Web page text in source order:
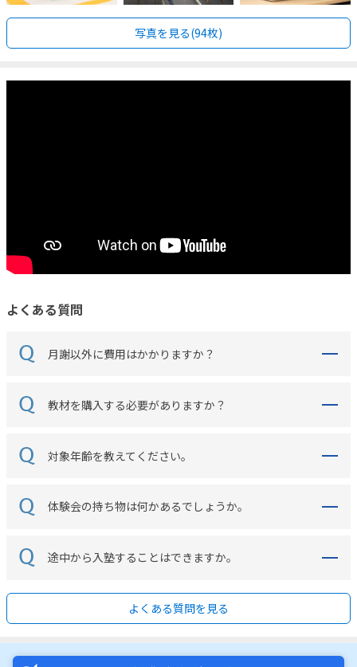
写真を見る(94枚)
よくある質問
月謝以外に費用はかかりますか？
教材を購入する必要がありますか？
対象年齢を教えてください。
体験会の持ち物は何かあるでしょうか。
途中から入塾することはできますか。
よくある質問を見る